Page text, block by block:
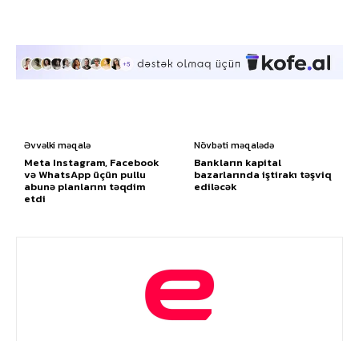
Əvvəlki məqalə
Meta Instagram, Facebook
və WhatsApp üçün pullu
abunə planlarını təqdim
etdi
Növbəti məqalədə
Bankların kapital
bazarlarında iştirakı təşviq
ediləcək